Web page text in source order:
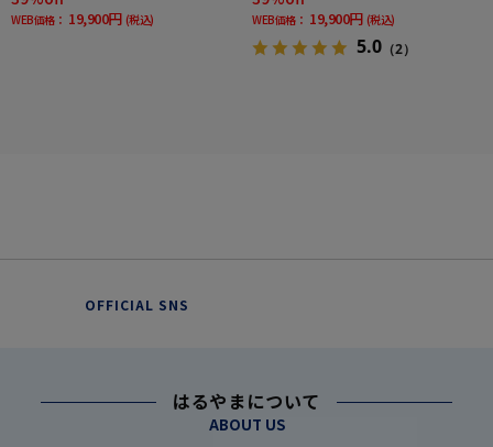
WEB価格： 19,900円 (税込) WEB価格： 19,900円 (税込)
5.0 （2）
OFFICIAL SNS
はるやまについて
ABOUT US